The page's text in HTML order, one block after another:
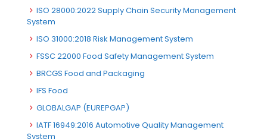
ISO 28000:2022 Supply Chain Security Management
System
ISO 31000:2018 Risk Management System
FSSC 22000 Food Safety Management System
BRCGS Food and Packaging
IFS Food
GLOBALGAP (EUREPGAP)
IATF 16949:2016 Automotive Quality Management
System